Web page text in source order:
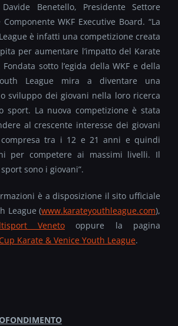
Benetello, Presidente Settore
Componente WKF Executive Board. “La
è infatti una competizione creata
per aumentare l’impatto del Karate
sotto l’egida della WKF e della
League mira a diventare una
sviluppo dei giovani nella loro ricerca
sport. La nuova competizione è stata
al crescente interesse dei giovani
tra i 12 e 21 anni e quindi
per competere ai massimi livelli. Il
sono i giovani”.
è a disposizione il sito ufficiale
League (www.karateyouthleague.com),
Veneto oppure la pagina
Karate & Venice Youth League.